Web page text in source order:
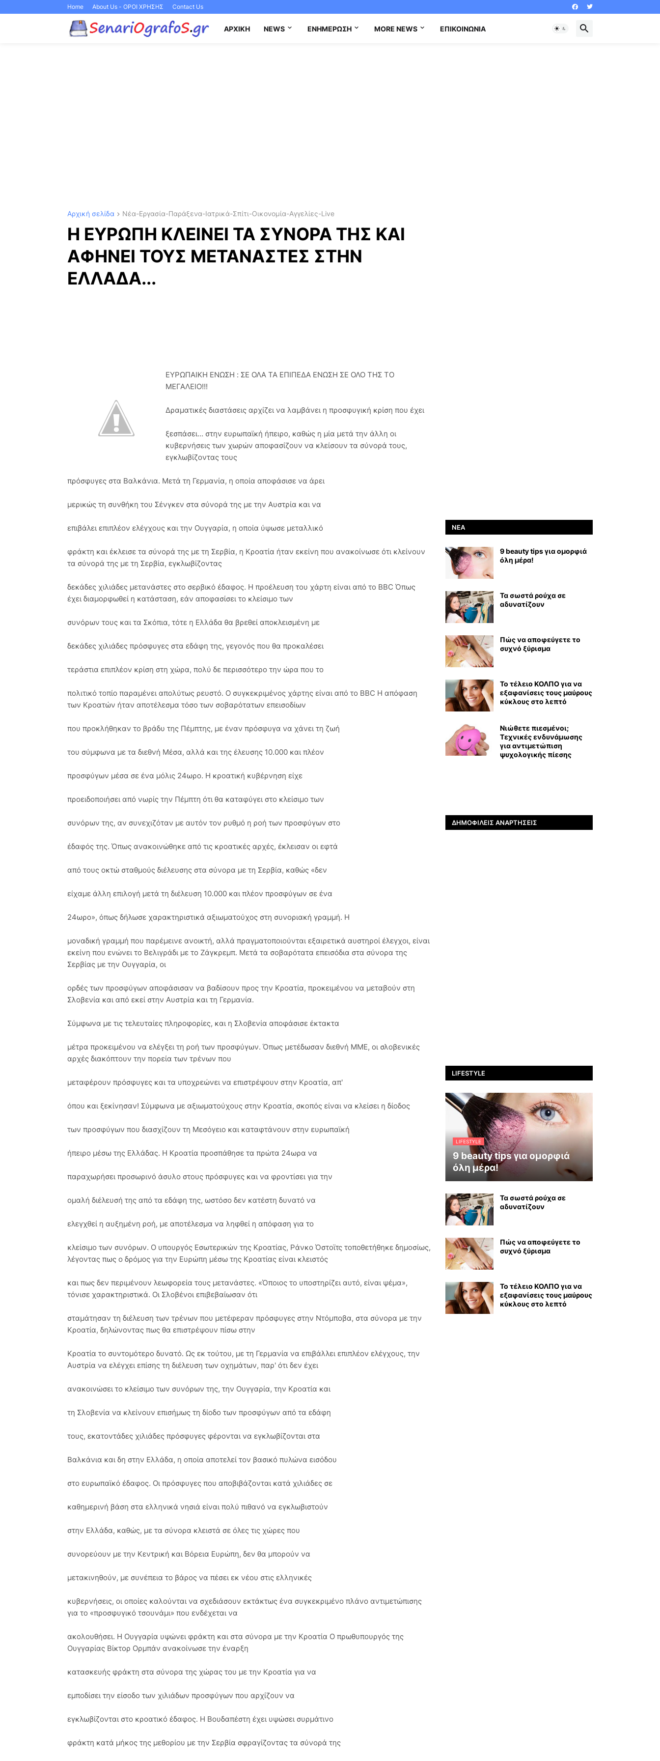
Home About Us - ΟΡΟΙ ΧΡΗΣΗΣ Contact Us
ΑΡΧΙΚΉ NEWS ΕΝΗΜΈΡΩΣΗ MORE NEWS ΕΠΙΚΟΙΝΩΝΊΑ
Αρχική σελίδα Νέα-Εργασία-Παράξενα-Ιατρικά-Σπίτι-Οικονομία-Αγγελίες-Live
Η ΕΥΡΩΠΗ ΚΛΕΙΝΕΙ ΤΑ ΣΥΝΟΡΑ ΤΗΣ ΚΑΙ
ΑΦΗΝΕΙ ΤΟΥΣ ΜΕΤΑΝΑΣΤΕΣ ΣΤΗΝ
ΕΛΛΑΔΑ...
ΕΥΡΩΠΑΙΚΗ ΕΝΩΣΗ : ΣΕ ΟΛΑ ΤΑ ΕΠΙΠΕΔΑ ΕΝΩΣΗ ΣΕ ΟΛΟ ΤΗΣ ΤΟ
ΜΕΓΑΛΕΙΟ!!!
Δραματικές διαστάσεις αρχίζει να λαμβάνει η προσφυγική κρίση που έχει
ξεσπάσει... στην ευρωπαϊκή ήπειρο, καθώς η μία μετά την άλλη οι
κυβερνήσεις των χωρών αποφασίζουν να κλείσουν τα σύνορά τους,
εγκλωβίζοντας τους
πρόσφυγες στα Βαλκάνια. Μετά τη Γερμανία, η οποία αποφάσισε να άρει
μερικώς τη συνθήκη του Σένγκεν στα σύνορά της με την Αυστρία και να
επιβάλει επιπλέον ελέγχους και την Ουγγαρία, η οποία ύψωσε μεταλλικό
φράκτη και έκλεισε τα σύνορά της με τη Σερβία, η Κροατία ήταν εκείνη που ανακοίνωσε ότι κλείνουν
τα σύνορά της με τη Σερβία, εγκλωβίζοντας
δεκάδες χιλιάδες μετανάστες στο σερβικό έδαφος. Η προέλευση του χάρτη είναι από το BBC Όπως
έχει διαμορφωθεί η κατάσταση, εάν αποφασίσει το κλείσιμο των
συνόρων τους και τα Σκόπια, τότε η Ελλάδα θα βρεθεί αποκλεισμένη με
δεκάδες χιλιάδες πρόσφυγες στα εδάφη της, γεγονός που θα προκαλέσει
τεράστια επιπλέον κρίση στη χώρα, πολύ δε περισσότερο την ώρα που το
πολιτικό τοπίο παραμένει απολύτως ρευστό. Ο συγκεκριμένος χάρτης είναι από το BBC Η απόφαση
των Κροατών ήταν αποτέλεσμα τόσο των σοβαρότατων επεισοδίων
που προκλήθηκαν το βράδυ της Πέμπτης, με έναν πρόσφυγα να χάνει τη ζωή
του σύμφωνα με τα διεθνή Μέσα, αλλά και της έλευσης 10.000 και πλέον
προσφύγων μέσα σε ένα μόλις 24ωρο. Η κροατική κυβέρνηση είχε
προειδοποιήσει από νωρίς την Πέμπτη ότι θα καταφύγει στο κλείσιμο των
συνόρων της, αν συνεχιζόταν με αυτόν τον ρυθμό η ροή των προσφύγων στο
έδαφός της. Όπως ανακοινώθηκε από τις κροατικές αρχές, έκλεισαν οι εφτά
από τους οκτώ σταθμούς διέλευσης στα σύνορα με τη Σερβία, καθώς «δεν
είχαμε άλλη επιλογή μετά τη διέλευση 10.000 και πλέον προσφύγων σε ένα
24ωρο», όπως δήλωσε χαρακτηριστικά αξιωματούχος στη συνοριακή γραμμή. Η
μοναδική γραμμή που παρέμεινε ανοικτή, αλλά πραγματοποιούνται εξαιρετικά αυστηροί έλεγχοι, είναι
εκείνη που ενώνει το Βελιγράδι με το Ζάγκρεμπ. Μετά τα σοβαρότατα επεισόδια στα σύνορα της
Σερβίας με την Ουγγαρία, οι
ορδές των προσφύγων αποφάσισαν να βαδίσουν προς την Κροατία, προκειμένου να μεταβούν στη
Σλοβενία και από εκεί στην Αυστρία και τη Γερμανία.
Σύμφωνα με τις τελευταίες πληροφορίες, και η Σλοβενία αποφάσισε έκτακτα
μέτρα προκειμένου να ελέγξει τη ροή των προσφύγων. Όπως μετέδωσαν διεθνή ΜΜΕ, οι σλοβενικές
αρχές διακόπτουν την πορεία των τρένων που
μεταφέρουν πρόσφυγες και τα υποχρεώνει να επιστρέψουν στην Κροατία, απ'
όπου και ξεκίνησαν! Σύμφωνα με αξιωματούχους στην Κροατία, σκοπός είναι να κλείσει η δίοδος
των προσφύγων που διασχίζουν τη Μεσόγειο και καταφτάνουν στην ευρωπαϊκή
ήπειρο μέσω της Ελλάδας. Η Κροατία προσπάθησε τα πρώτα 24ωρα να
παραχωρήσει προσωρινό άσυλο στους πρόσφυγες και να φροντίσει για την
ομαλή διέλευσή της από τα εδάφη της, ωστόσο δεν κατέστη δυνατό να
ελεγχθεί η αυξημένη ροή, με αποτέλεσμα να ληφθεί η απόφαση για το
κλείσιμο των συνόρων. Ο υπουργός Εσωτερικών της Κροατίας, Ράνκο Όστοϊτς τοποθετήθηκε δημοσίως,
λέγοντας πως ο δρόμος για την Ευρώπη μέσω της Κροατίας είναι κλειστός
και πως δεν περιμένουν λεωφορεία τους μετανάστες. «Όποιος το υποστηρίζει αυτό, είναι ψέμα»,
τόνισε χαρακτηριστικά. Οι Σλοβένοι επιβεβαίωσαν ότι
σταμάτησαν τη διέλευση των τρένων που μετέφεραν πρόσφυγες στην Ντόμποβα, στα σύνορα με την
Κροατία, δηλώνοντας πως θα επιστρέψουν πίσω στην
Κροατία το συντομότερο δυνατό. Ως εκ τούτου, με τη Γερμανία να επιβάλλει επιπλέον ελέγχους, την
Αυστρία να ελέγχει επίσης τη διέλευση των οχημάτων, παρ' ότι δεν έχει
ανακοινώσει το κλείσιμο των συνόρων της, την Ουγγαρία, την Κροατία και
τη Σλοβενία να κλείνουν επισήμως τη δίοδο των προσφύγων από τα εδάφη
τους, εκατοντάδες χιλιάδες πρόσφυγες φέρονται να εγκλωβίζονται στα
Βαλκάνια και δη στην Ελλάδα, η οποία αποτελεί τον βασικό πυλώνα εισόδου
στο ευρωπαϊκό έδαφος. Οι πρόσφυγες που αποβιβάζονται κατά χιλιάδες σε
καθημερινή βάση στα ελληνικά νησιά είναι πολύ πιθανό να εγκλωβιστούν
στην Ελλάδα, καθώς, με τα σύνορα κλειστά σε όλες τις χώρες που
συνορεύουν με την Κεντρική και Βόρεια Ευρώπη, δεν θα μπορούν να
μετακινηθούν, με συνέπεια το βάρος να πέσει εκ νέου στις ελληνικές
κυβερνήσεις, οι οποίες καλούνται να σχεδιάσουν εκτάκτως ένα συγκεκριμένο πλάνο αντιμετώπισης
για το «προσφυγικό τσουνάμι» που ενδέχεται να
ακολουθήσει. Η Ουγγαρία υψώνει φράκτη και στα σύνορα με την Κροατία Ο πρωθυπουργός της
Ουγγαρίας Βίκτορ Ορμπάν ανακοίνωσε την έναρξη
κατασκευής φράκτη στα σύνορα της χώρας του με την Κροατία για να
εμποδίσει την είσοδο των χιλιάδων προσφύγων που αρχίζουν να
εγκλωβίζονται στο κροατικό έδαφος. Η Βουδαπέστη έχει υψώσει συρμάτινο
φράκτη κατά μήκος της μεθορίου με την Σερβία σφραγίζοντας τα σύνορά της
ΝΈΑ
9 beauty tips για ομορφιά
όλη μέρα!
Τα σωστά ρούχα σε
αδυνατίζουν
Πώς να αποφεύγετε το
συχνό ξύρισμα
Το τέλειο ΚΟΛΠΟ για να
εξαφανίσεις τους μαύρους
κύκλους στο λεπτό
Νιώθετε πιεσμένοι;
Τεχνικές ενδυνάμωσης
για αντιμετώπιση
ψυχολογικής πίεσης
ΔΗΜΟΦΙΛΕΊΣ ΑΝΑΡΤΉΣΕΙΣ
LIFESTYLE
LIFESTYLE
9 beauty tips για ομορφιά
όλη μέρα!
Τα σωστά ρούχα σε
αδυνατίζουν
Πώς να αποφεύγετε το
συχνό ξύρισμα
Το τέλειο ΚΟΛΠΟ για να
εξαφανίσεις τους μαύρους
κύκλους στο λεπτό